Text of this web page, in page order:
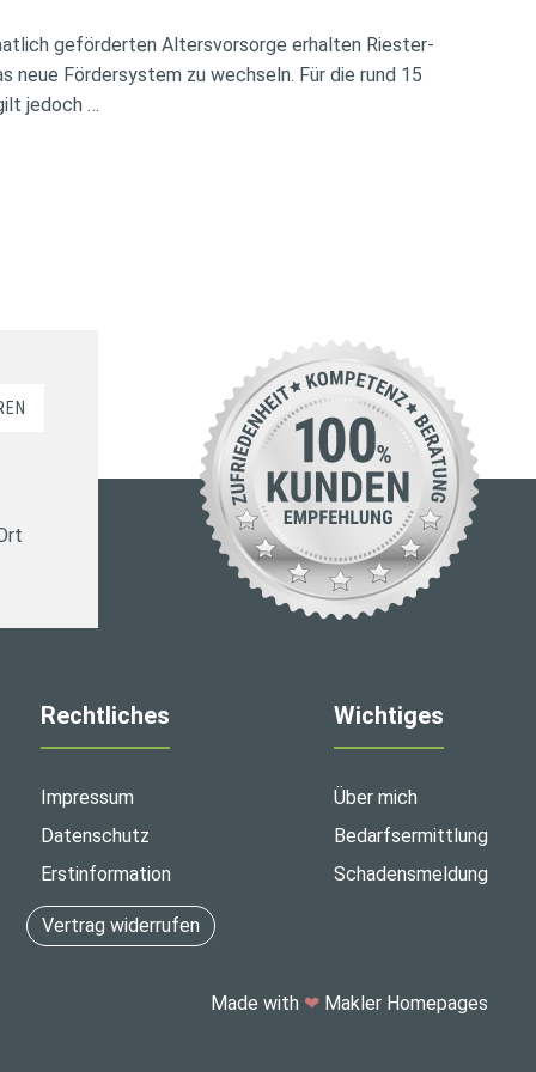
geförderten Altersvorsorge erhalten Riester-
neue Fördersystem zu wechseln. Für die rund 15
jedoch …
Rechtliches
Impressum
Datenschutz
Erstinformation
Vertrag widerrufen
Wichtiges
Über mich
Bedarfsermittlung
Schadensmeldung
Made with ❤Makler Homepages